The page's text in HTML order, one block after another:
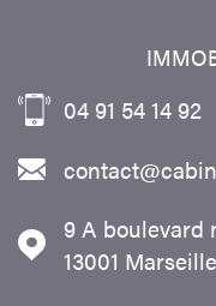
04 91 54 14 92
9 A boulevard
13001
Marseille